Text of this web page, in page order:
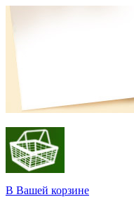
В Вашей корзине